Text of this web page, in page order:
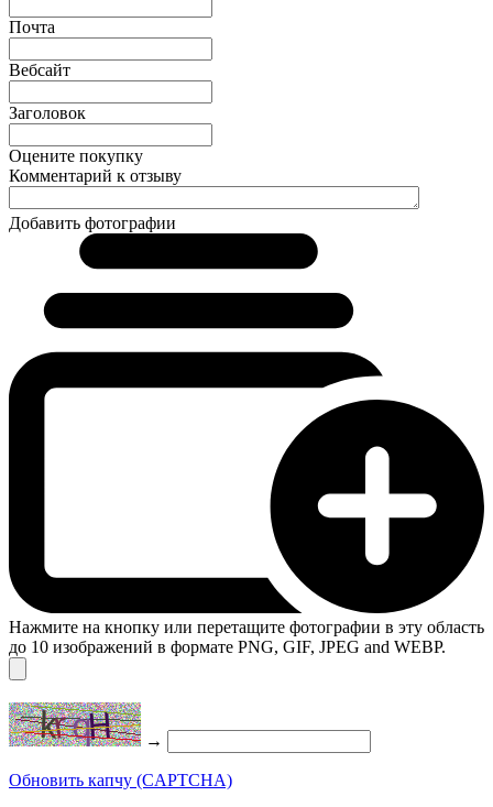
Почта
Вебсайт
Заголовок
Оцените покупку
Комментарий к отзыву
Добавить фотографии
Нажмите на кнопку или перетащите фотографии в эту область
до 10 изображений в формате PNG, GIF, JPEG and WEBP.
→
Обновить капчу (CAPTCHA)